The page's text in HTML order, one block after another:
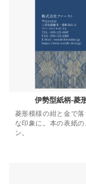
伊勢型紙柄-菱
菱形模様の紺と金で
な印象に。本の表紙の
ン。